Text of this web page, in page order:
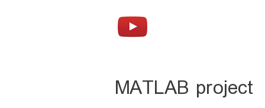
MATLAB project